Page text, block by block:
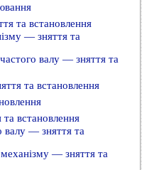
та встановлення
— зняття та
валу — зняття та
та встановлення
та встановлення
валу — зняття та
механізму — зняття та